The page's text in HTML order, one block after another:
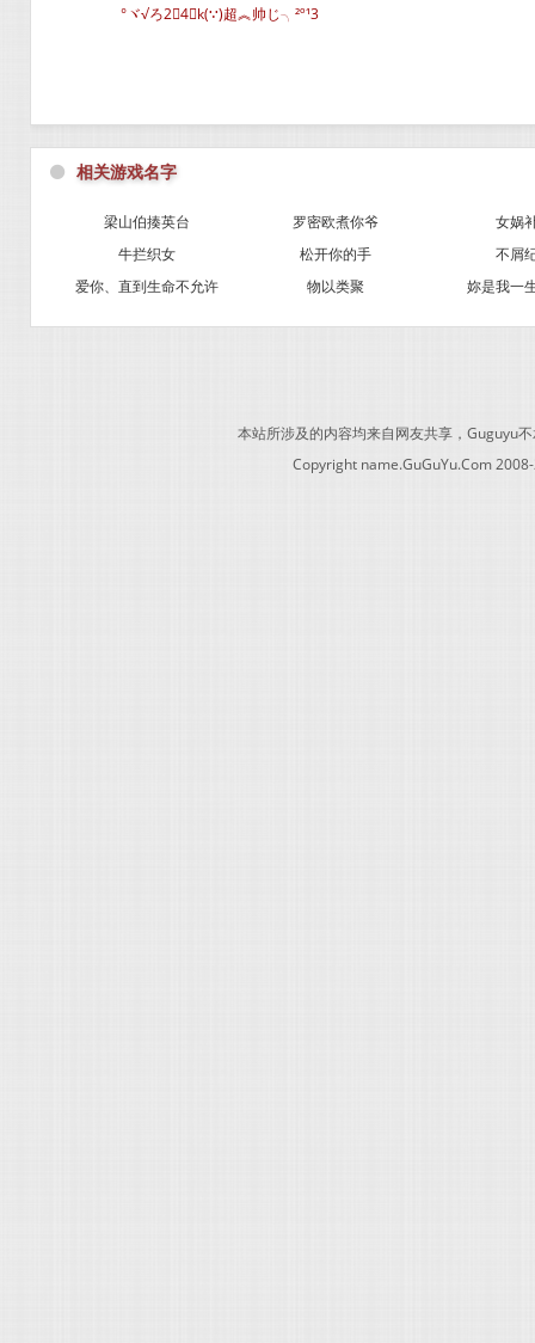
°ヾ√ろ24⌒k(∵)超︽帅じ╮²º¹3
⚫ 相关游戏名字
梁山伯揍英台 罗密欧煮你爷
女娲
牛拦织女
松开你的手
不屑
爱你、直到生命不允许
物以类聚 妳是我一
本站所涉及的内容均来自网友共享，Guguyu
Copyright name.GuGuYu.Com